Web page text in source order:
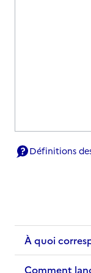
Définitions
À quoi
Comment